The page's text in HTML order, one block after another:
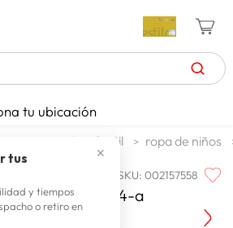
tu ubicación
✕
tus
y tiempos
o retiro en
moda infantil ropa de niños
SKU:002157558
Basica Paw-1154-a